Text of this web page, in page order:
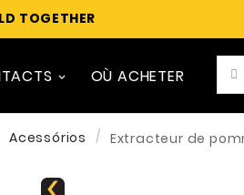
TOGETHER
OÙ ACHETER
Acessórios Extracteur de